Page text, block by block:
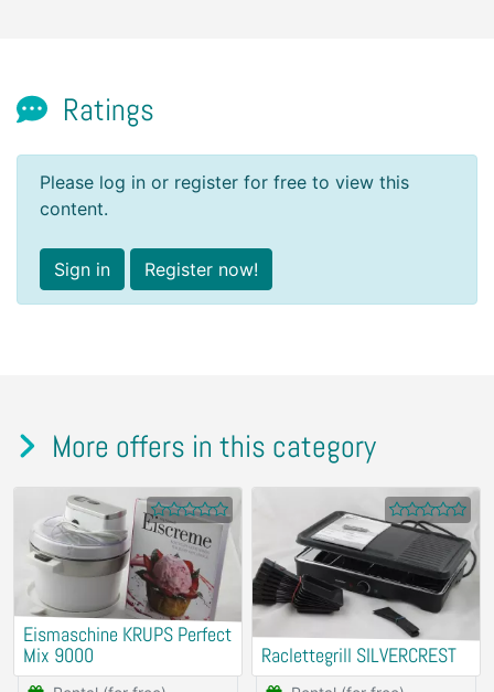
Ratings
Please log in or register for free to view this
content.
Sign in Register now!
More offers in this category
Eismaschine KRUPS Perfect
Mix 9000
Raclettegrill SILVERCREST